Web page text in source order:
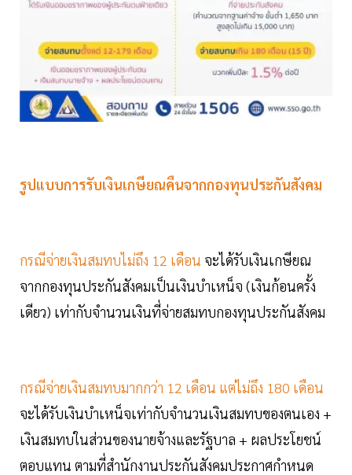
รูปแบบการรับเงินเกษียณคืนจากกองทุนประกันสังคม
กรณีจ่ายเงินสมทบไม่ถึง 12 เดือน จะได้รับเงินเกษียณ
จากกองทุนประกันสังคมเป็นเงินบำเหน็จ (เงินก้อนครั้ง
เดียว) เท่ากับจำนวนเงินที่จ่ายสมทบกองทุนประกันสังคม
กรณีจ่ายเงินสมทบมากกว่า 12 เดือน แต่ไม่ถึง 180 เดือน
จะได้รับเงินบำเหน็จเท่ากับจำนวนเงินสมทบของตนเอง +
เงินสมทบในส่วนของนายจ้างและรัฐบาล + ผลประโยชน์
ตอบแทน ตามที่สำนักงานประกันสังคมประกาศกำหนด